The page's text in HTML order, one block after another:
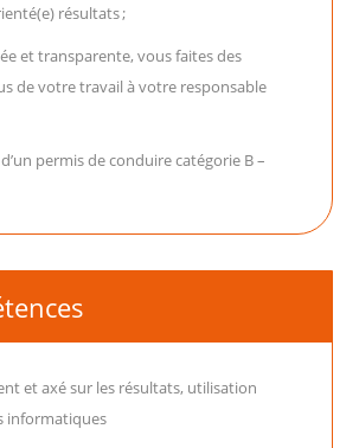
résultats ;
et transparente, vous faites des
de votre travail à votre responsable
permis de conduire catégorie B –
et axé sur les résultats, utilisation
informatiques